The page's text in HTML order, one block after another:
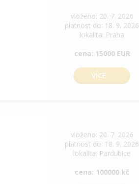
vloženo: 20. 7. 2026
platnost do: 18. 9. 2026
lokalita: Praha
cena: 15000 EUR
VÍCE
vloženo: 20. 7. 2026
platnost do: 18. 9. 2026
lokalita: Pardubice
cena: 100000 kč